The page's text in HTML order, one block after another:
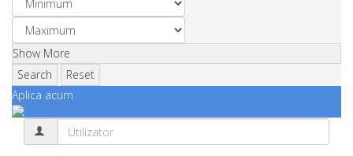
Show More
Search
Reset
Aplica acum